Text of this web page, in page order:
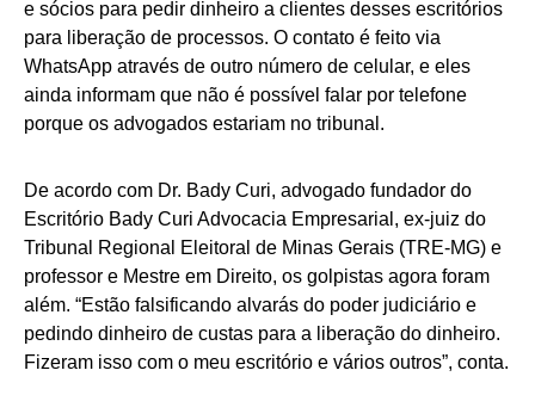
e sócios para pedir dinheiro a clientes desses escritórios
para liberação de processos. O contato é feito via
WhatsApp através de outro número de celular, e eles
ainda informam que não é possível falar por telefone
porque os advogados estariam no tribunal.
De acordo com Dr. Bady Curi, advogado fundador do
Escritório Bady Curi Advocacia Empresarial, ex-juiz do
Tribunal Regional Eleitoral de Minas Gerais (TRE-MG) e
professor e Mestre em Direito, os golpistas agora foram
além. “Estão falsificando alvarás do poder judiciário e
pedindo dinheiro de custas para a liberação do dinheiro.
Fizeram isso com o meu escritório e vários outros”, conta.